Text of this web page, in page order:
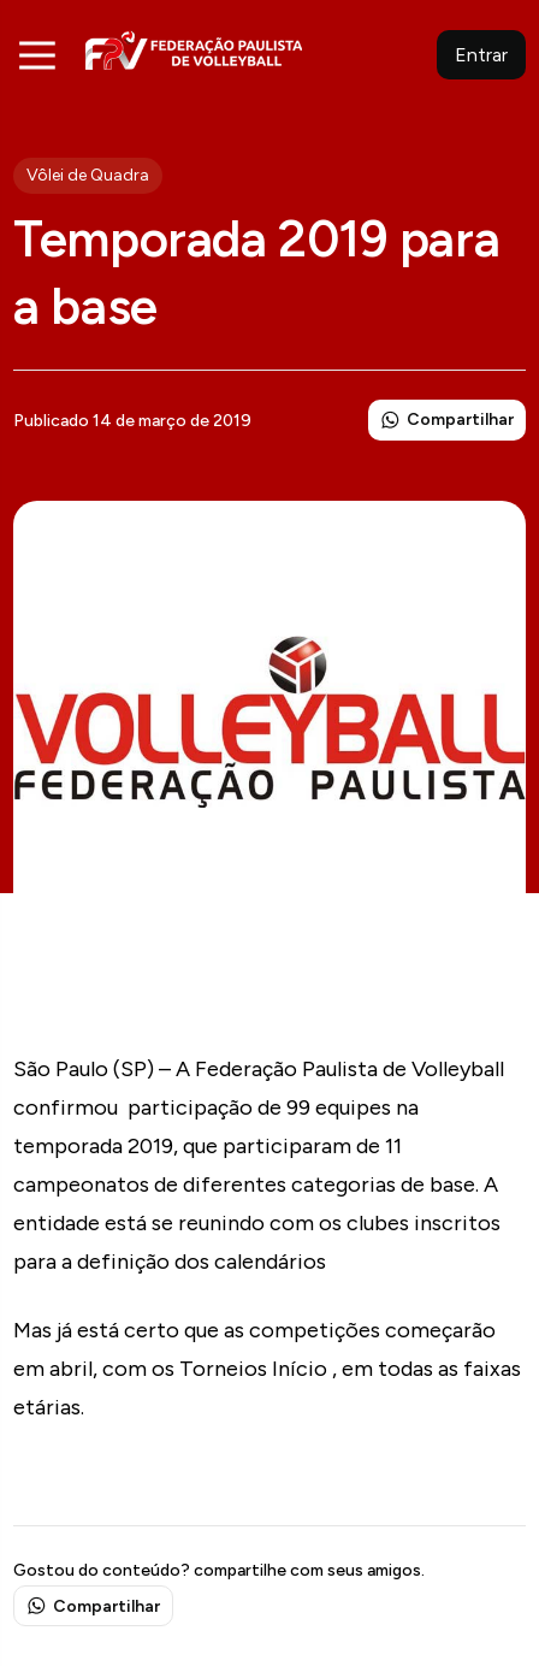
Entrar
Vôlei de Quadra
Temporada 2019 para
a base
Publicado 14 de março de 2019 Compartilhar
São Paulo (SP) – A Federação Paulista de Volleyball
confirmou participação de 99 equipes na
temporada 2019, que participaram de 11
campeonatos de diferentes categorias de base. A
entidade está se reunindo com os clubes inscritos
para a definição dos calendários
Mas já está certo que as competições começarão
em abril, com os Torneios Início , em todas as faixas
etárias.
Gostou do conteúdo? compartilhe com seus amigos.
Compartilhar